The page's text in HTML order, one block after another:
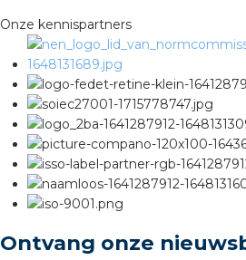
Onze kennispartners
Ontvang onze
groothandels